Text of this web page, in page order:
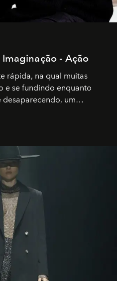
- Ação
rápida, na qual muitas
e se fundindo enquanto
desaparecendo, um
caminho para muitos
senso de missão na vida e